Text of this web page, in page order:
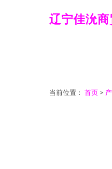
辽宁佳沇
当前位置： 首页 >